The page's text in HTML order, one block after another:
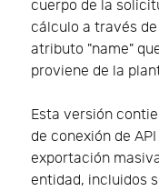
cuerpo de la
cálculo a través
atributo "name"
proviene de la
Esta versión
de conexión de
exportación
entidad, incluidos